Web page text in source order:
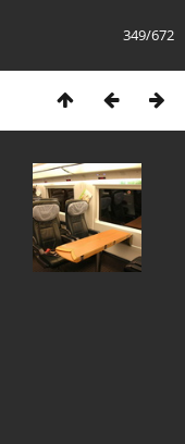
349/672